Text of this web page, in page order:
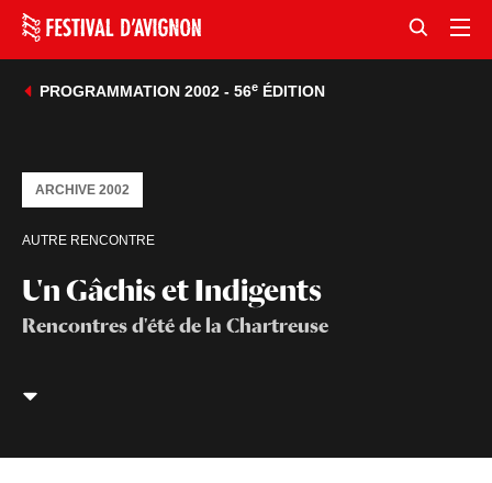
PROGRAMMATION 2002 - 56eÉDITION
Un Gâchis et Indigents
Rencontres d'été de la Chartreuse
AUTRE RENCONTRE
ARCHIVE 2002